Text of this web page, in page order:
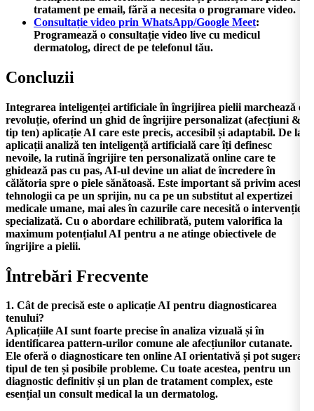
tratament pe email, fără a necesita o programare video.
Consultație video prin WhatsApp/Google Meet:
Programează o consultație video live cu medicul
dermatolog, direct de pe telefonul tău.
Concluzii
Integrarea inteligenței artificiale în îngrijirea pielii marchează o
revoluție, oferind un ghid de îngrijire personalizat (afecțiuni &
tip ten) aplicație AI care este precis, accesibil și adaptabil. De la
aplicații analiză ten inteligență artificială care îți definesc
nevoile, la rutină îngrijire ten personalizată online care te
ghidează pas cu pas, AI-ul devine un aliat de încredere în
călătoria spre o piele sănătoasă. Este important să privim aceste
tehnologii ca pe un sprijin, nu ca pe un substitut al expertizei
medicale umane, mai ales în cazurile care necesită o intervenție
specializată. Cu o abordare echilibrată, putem valorifica la
maximum potențialul AI pentru a ne atinge obiectivele de
îngrijire a pielii.
Întrebări Frecvente
1. Cât de precisă este o aplicație AI pentru diagnosticarea
tenului?
Aplicațiile AI sunt foarte precise în analiza vizuală și în
identificarea pattern-urilor comune ale afecțiunilor cutanate.
Ele oferă o diagnosticare ten online AI orientativă și pot sugera
tipul de ten și posibile probleme. Cu toate acestea, pentru un
diagnostic definitiv și un plan de tratament complex, este
esențial un consult medical la un dermatolog.